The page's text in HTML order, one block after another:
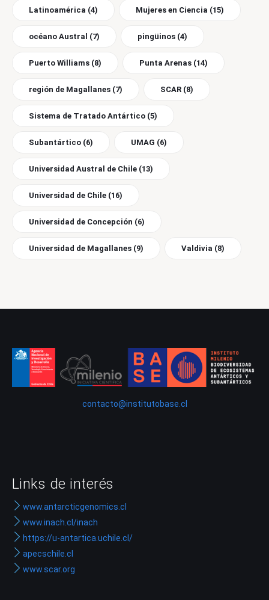
Latinoamérica (4) Mujeres en Ciencia (15)
océano Austral (7) pingüinos (4)
Puerto Williams (8) Punta Arenas (14)
región de Magallanes (7) SCAR (8)
Sistema de Tratado Antártico (5)
Subantártico (6) UMAG (6)
Universidad Austral de Chile (13)
Universidad de Chile (16)
Universidad de Concepción (6)
Universidad de Magallanes (9) Valdivia (8)
contacto@institutobase.cl
Links de interés
www.antarcticgenomics.cl
www.inach.cl/inach
https://u-antartica.uchile.cl/
apecschile.cl
www.scar.org